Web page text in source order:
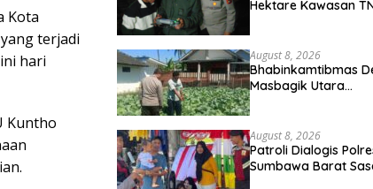
Kota
terjadi
hari
Kuntho
Hektare Kawasan
Padamkan Api
August 8, 2026
Bhabinkamtibmas
Masbagik Utara
Swasembada Pangan
August 8, 2026
Patroli Dialogis
Sumbawa Barat